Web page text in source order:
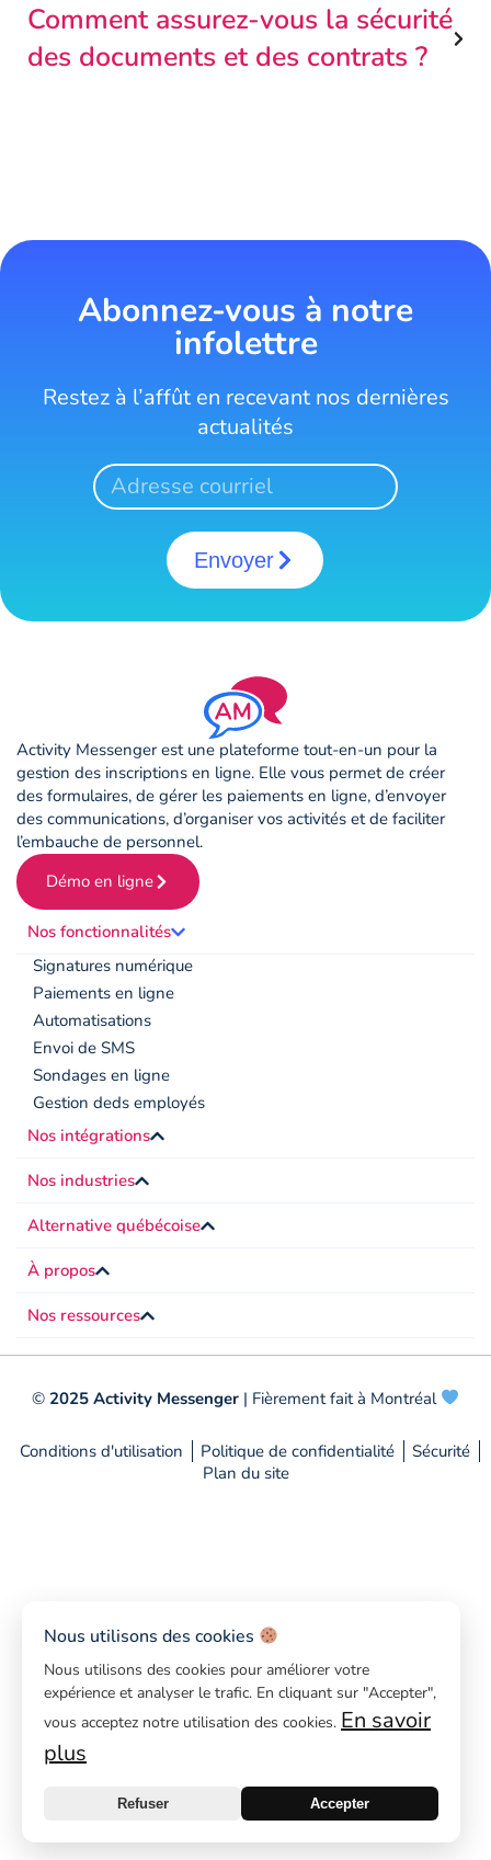
Comment assurez-vous la sécurité
des documents et des contrats ?
Abonnez-vous à notre
infolettre
Restez à l’affût en recevant nos dernières
actualités
Envoyer
Activity Messenger est une plateforme tout-en-un pour la
gestion des inscriptions en ligne. Elle vous permet de créer
des formulaires, de gérer les paiements en ligne, d’envoyer
des communications, d’organiser vos activités et de faciliter
l’embauche de personnel.
Démo en ligne
Nos fonctionnalités
Signatures numérique
Paiements en ligne
Automatisations
Envoi de SMS
Sondages en ligne
Gestion deds employés
Nos intégrations
Nos industries
Alternative québécoise
À propos
Nos ressources
© 2025 Activity Messenger| Fièrement fait à Montréal
Conditions d'utilisation Politique de confidentialité
Sécurité
Plan du site
Nous utilisons des cookies
Nous utilisons des cookies pour améliorer votre
expérience et analyser le trafic. En cliquant sur "Accepter",
vous acceptez notre utilisation des cookies. En savoir
plus
Refuser Accepter